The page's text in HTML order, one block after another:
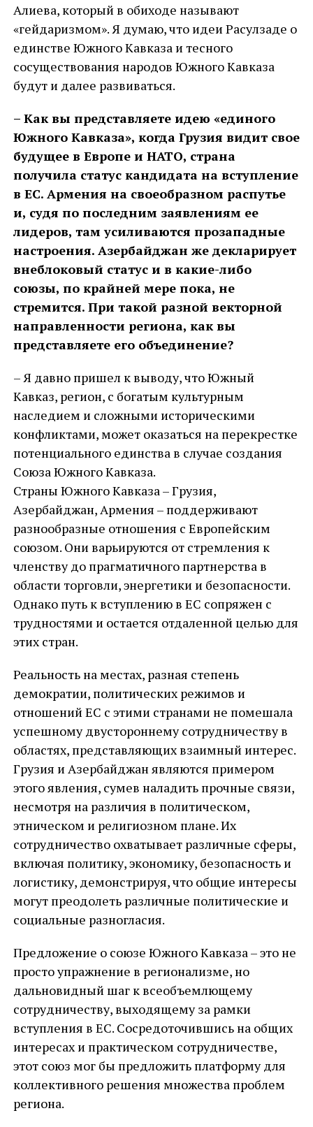
Алиева, который в обиходе называют
«гейдаризмом». Я думаю, что идеи Расулзаде о
единстве Южного Кавказа и тесного
сосуществования народов Южного Кавказа
будут и далее развиваться.
– Как вы представляете идею «единого
Южного Кавказа», когда Грузия видит свое
будущее в Европе и НАТО, страна
получила статус кандидата на вступление
в ЕС. Армения на своеобразном распутье
и, судя по последним заявлениям ее
лидеров, там усиливаются прозападные
настроения. Азербайджан же декларирует
внеблоковый статус и в какие-либо
союзы, по крайней мере пока, не
стремится. При такой разной векторной
направленности региона, как вы
представляете его объединение?
– Я давно пришел к выводу, что Южный
Кавказ, регион, с богатым культурным
наследием и сложными историческими
конфликтами, может оказаться на перекрестке
потенциального единства в случае создания
Союза Южного Кавказа.
Страны Южного Кавказа – Грузия,
Азербайджан, Армения – поддерживают
разнообразные отношения с Европейским
союзом. Они варьируются от стремления к
членству до прагматичного партнерства в
области торговли, энергетики и безопасности.
Однако путь к вступлению в ЕС сопряжен с
трудностями и остается отдаленной целью для
этих стран.
Реальность на местах, разная степень
демократии, политических режимов и
отношений ЕС с этими странами не помешала
успешному двустороннему сотрудничеству в
областях, представляющих взаимный интерес.
Грузия и Азербайджан являются примером
этого явления, сумев наладить прочные связи,
несмотря на различия в политическом,
этническом и религиозном плане. Их
сотрудничество охватывает различные сферы,
включая политику, экономику, безопасность и
логистику, демонстрируя, что общие интересы
могут преодолеть различные политические и
социальные разногласия.
Предложение о союзе Южного Кавказа – это не
просто упражнение в регионализме, но
дальновидный шаг к всеобъемлющему
сотрудничеству, выходящему за рамки
вступления в ЕС. Сосредоточившись на общих
интересах и практическом сотрудничестве,
этот союз мог бы предложить платформу для
коллективного решения множества проблем
региона.